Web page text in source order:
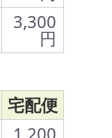
3,300
円
宅配便